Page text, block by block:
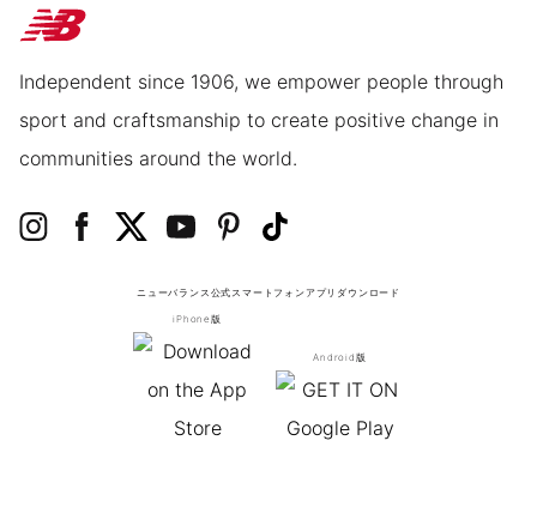
Independent since 1906, we empower people through
sport and craftsmanship to create positive change in
communities around the world.
ニューバランス公式スマートフォンアプリ ダウンロード
iPhone版
Android版